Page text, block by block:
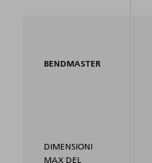
BENDMASTER
DIMENSIONI
MAX DEL